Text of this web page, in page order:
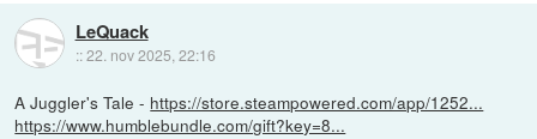
LeQuack
::22. nov 2025, 22:16
A Juggler's Tale - https://store.steampowered.com/app/1252...
https://www.humblebundle.com/gift?key=8...